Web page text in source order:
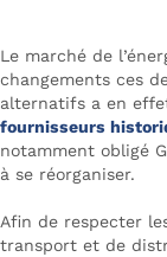
Le marché de
changements ces
alternatifs a en
fournisseurs
notamment obligé
à se réorganiser.
Afin de respecter
transport et de